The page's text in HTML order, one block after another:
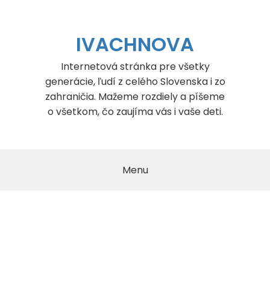
IVACHNOVA
Internetová stránka pre všetky
generácie, ľudí z celého Slovenska i zo
zahraničia. Mažeme rozdiely a píšeme
o všetkom, čo zaujíma vás i vaše deti.
Menu